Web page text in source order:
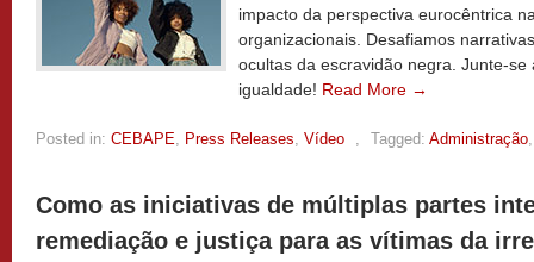
impacto da perspectiva eurocêntrica
organizacionais. Desafiamos
ocultas da escravidão negra. Junte-
igualdade! Read More →
Posted in: CEBAPE, Press Releases, Vídeo , Tagged: Administração
Como as iniciativas de múltiplas partes
remediação e justiça para as vítimas da